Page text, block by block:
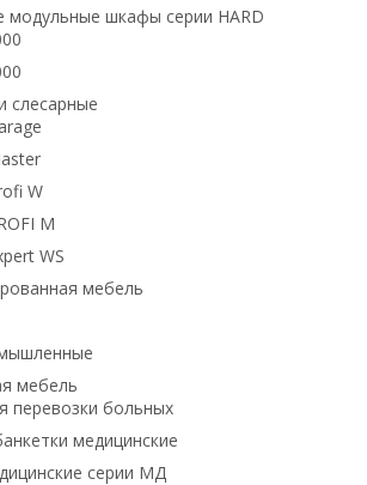
модульные шкафы серии HARD
слесарные
W
M
WS
мебель
мебель
перевозки больных
медицинские
серии МД